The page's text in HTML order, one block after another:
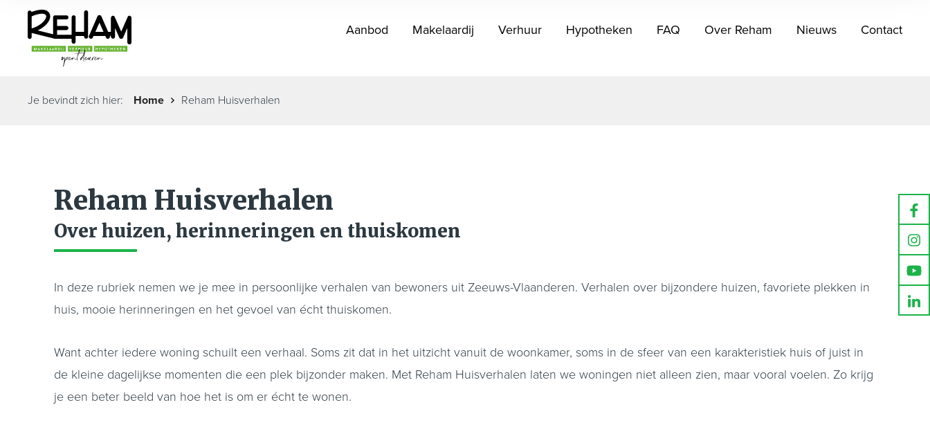
Aanbod Makelaardij Verhuur Hypotheken FAQ Over Reham Nieuws Contact
Je bevindt zich hier: Home Reham Huisverhalen
Reham Huisverhalen
Over huizen, herinneringen en thuiskomen
In deze rubriek nemen we je mee in persoonlijke verhalen van bewoners uit Zeeuws-Vlaanderen. Verhalen over bijzondere huizen, favoriete plekken in
huis, mooie herinneringen en het gevoel van écht thuiskomen.
Want achter iedere woning schuilt een verhaal. Soms zit dat in het uitzicht vanuit de woonkamer, soms in de sfeer van een karakteristiek huis of juist in
de kleine dagelijkse momenten die een plek bijzonder maken. Met Reham Huisverhalen laten we woningen niet alleen zien, maar vooral voelen. Zo krijg
je een beter beeld van hoe het is om er écht te wonen.